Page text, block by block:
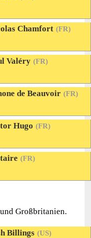
Chamfort (FR)
Valéry (FR)
de Beauvoir (FR)
Hugo (FR)
(FR)
Großbritanien.
Billings (US)